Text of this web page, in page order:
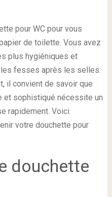
pour WC pour vous
de toilette. Vous avez
plus hygiéniques et
fesses après les selles.
il convient de savoir que
et sophistiqué nécessite un
rapidement. Voici
votre douchette pour
douchette